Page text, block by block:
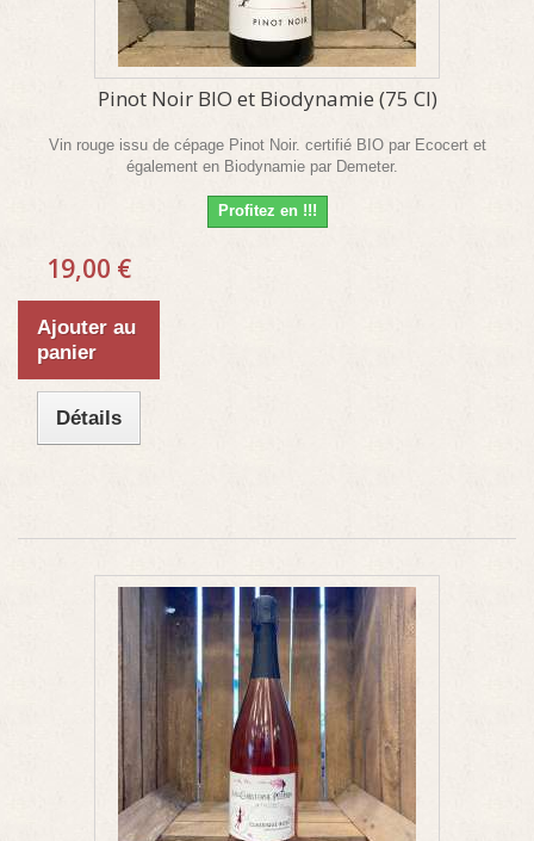
Pinot Noir BIO et Biodynamie (75 Cl)
Vin rouge issu de cépage Pinot Noir. certifié BIO par Ecocert et
également en Biodynamie par Demeter.
Profitez en !!!
19,00 €
Ajouter au
panier
Détails